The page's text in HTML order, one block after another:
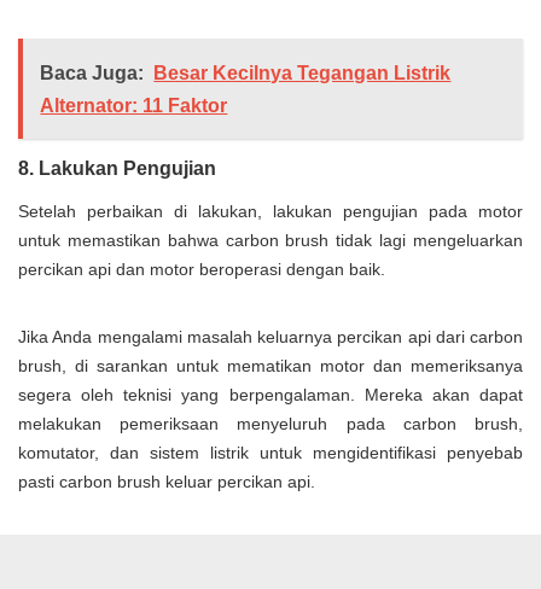
Baca Juga:
Besar Kecilnya Tegangan Listrik
Alternator: 11 Faktor
8. Lakukan Pengujian
Setelah perbaikan di lakukan, lakukan pengujian pada motor
untuk memastikan bahwa carbon brush tidak lagi mengeluarkan
percikan api dan motor beroperasi dengan baik.
Jika Anda mengalami masalah keluarnya percikan api dari carbon
brush, di sarankan untuk mematikan motor dan memeriksanya
segera oleh teknisi yang berpengalaman. Mereka akan dapat
melakukan pemeriksaan menyeluruh pada carbon brush,
komutator, dan sistem listrik untuk mengidentifikasi penyebab
pasti carbon brush keluar percikan api.